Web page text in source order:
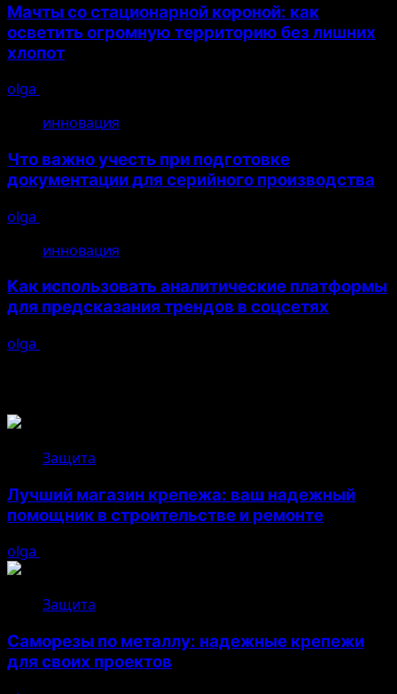
Мачты со стационарной короной: как
осветить огромную территорию без лишних
хлопот
olga
инновация
Что важно учесть при подготовке
документации для серийного производства
olga
инновация
Как использовать аналитические платформы
для предсказания трендов в соцсетях
olga
Защита
Лучший магазин крепежа: ваш надежный
помощник в строительстве и ремонте
olga
Защита
Саморезы по металлу: надежные крепежи
для своих проектов